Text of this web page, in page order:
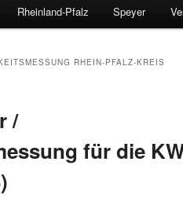
Rheinland-Pfalz Speyer
RHEIN-PFALZ-KREIS
/
für die